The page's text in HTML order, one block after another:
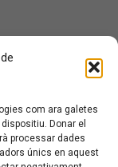
com ara galetes
Donar el
processar dades
únics en aquest